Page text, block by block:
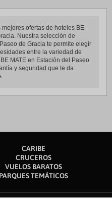
ofertas de hoteles BE
Nuestra selección de
de Gracia te permite elegir
entre la variedad de
MATE en Estación del Paseo
y seguridad que te da
CARIBE
CRUCEROS
VUELOS BARATOS
PARQUES TEMÁTICOS